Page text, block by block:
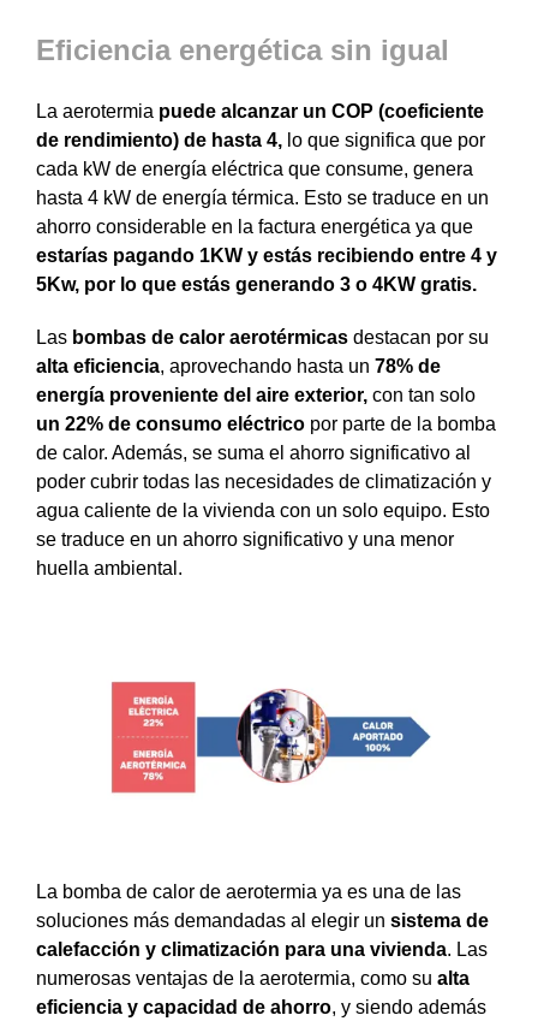
Eficiencia energética sin igual
La aerotermia puede alcanzar un COP (coeficiente
de rendimiento) de hasta 4, lo que significa que por
cada kW de energía eléctrica que consume, genera
hasta 4 kW de energía térmica. Esto se traduce en un
ahorro considerable en la factura energética ya que
estarías pagando 1KW y estás recibiendo entre 4 y
5Kw, por lo que estás generando 3 o 4KW gratis.
Las bombas de calor aerotérmicas destacan por su
alta eficiencia, aprovechando hasta un 78% de
energía proveniente del aire exterior, con tan solo
un 22% de consumo eléctrico por parte de la bomba
de calor. Además, se suma el ahorro significativo al
poder cubrir todas las necesidades de climatización y
agua caliente de la vivienda con un solo equipo. Esto
se traduce en un ahorro significativo y una menor
huella ambiental.
La bomba de calor de aerotermia ya es una de las
soluciones más demandadas al elegir un sistema de
calefacción y climatización para una vivienda. Las
numerosas ventajas de la aerotermia, como su alta
eficiencia y capacidad de ahorro, y siendo además